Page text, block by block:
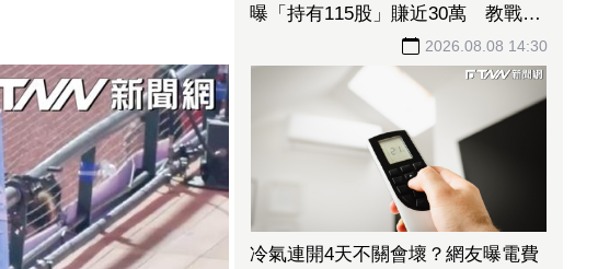
曝「持有115股」賺近30萬 教戰小
資族：報酬率不會變 2026.08.08 14:30
冷氣連開4天不關會壞？網友曝電費